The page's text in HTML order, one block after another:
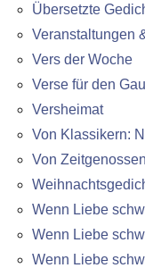
Übersetzte
Veranstaltungen
Vers der Woche
Verse für den
Versheimat
Von Klassikern:
Von
Wenn Liebe
Wenn Liebe
Wenn Liebe